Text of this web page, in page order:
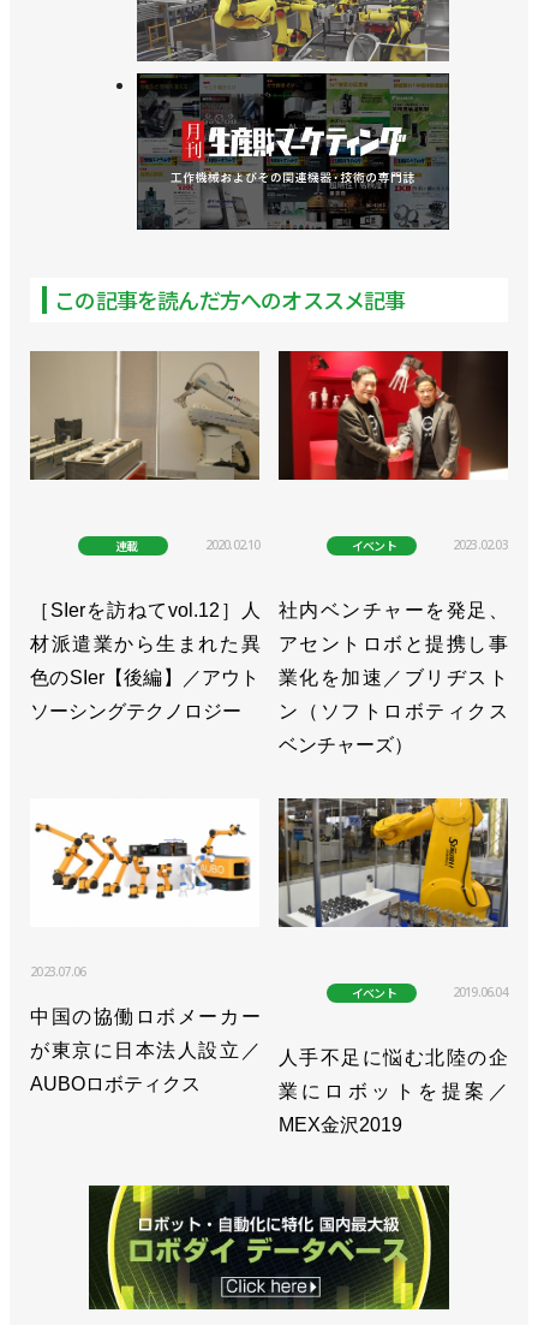
>>ファクトリー・イノベーション・ウィークで特別
講演、会場でデモシステムも展示／リモートロボテ
>>デンソーウェーブ・高丸工業とパートナー契約を
締結／リモートロボティクス
>>リモートワークでロボット操作を実現するための
>>遠隔操作システム開発のスモールスタートが可能
>>遠隔指示ロボットのサービスを開始／リモートロ
ボティクス
>>最大500kmの遠隔地からロボットを操作、実証試
この記事を読んだ方へのオススメ記事
連載 2020.02.10
［SIerを訪ねてvol.12］人
材派遣業から生まれた異
色のSIer【後編】／アウト
ソーシングテクノロジー
イベント 2023.02.03
社内ベンチャーを発足、
アセントロボと提携し事
業化を加速／ブリヂスト
ン（ソフトロボティクス
ベンチャーズ）
2023.07.06
中国の協働ロボメーカー
が東京に日本法人設立／
AUBOロボティクス
イベント 2019.06.04
人手不足に悩む北陸の企
業にロボットを提案／
MEX金沢2019